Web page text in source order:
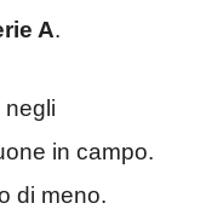
A.
negli
in campo.
di meno.